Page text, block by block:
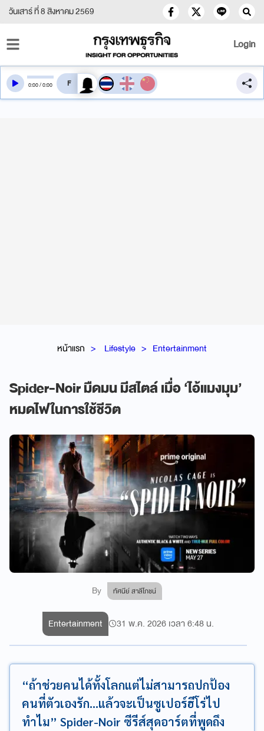
วันเสาร์ ที่ 8 สิงหาคม 2569
Login
หน้าแรก Lifestyle Entertainment
Spider-Noir มืดมน มีสไตล์ เมื่อ ‘ไอ้แมงมุม’
หมดไฟในการใช้ชีวิต
By ทัศนีย์ สาลีโภชน์
0:00/0:00 สลับเสียงอ่าน
Entertainment 31 พ.ค. 2026 เวลา 6:48 น.
“ถ้าช่วยคนได้ทั้งโลกแต่ไม่สามารถปกป้อง
คนที่ตัวเองรัก...แล้วจะเป็นซูเปอร์ฮีโร่ไป
ทำไม” Spider-Noir ซีรีส์สุดอาร์ตที่พูดถึง